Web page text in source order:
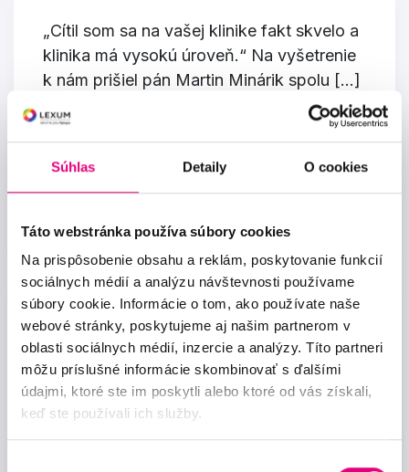
Súhlas Detaily O cookies
Táto webstránka používa súbory cookies
Na prispôsobenie obsahu a reklám, poskytovanie funkcií
sociálnych médií a analýzu návštevnosti používame
súbory cookie. Informácie o tom, ako používate naše
webové stránky, poskytujeme aj našim partnerom v
oblasti sociálnych médií, inzercie a analýzy. Títo partneri
môžu príslušné informácie skombinovať s ďalšími
údajmi, ktoré ste im poskytli alebo ktoré od vás získali,
keď ste používali ich služby.
„Cítil som sa na vašej klinike fakt skvelo a
klinika má vysokú úroveň.“ Na vyšetrenie
k nám prišiel pán Martin Minárik spolu […]
Zobraziť viac
Jana Škodová a Mária
Mihalíková
Už druhý deň vidím bez okuliarov
jasnejšie, ostrejšie a farebnejšie.“ Krásne i
sladké poďakovanie za operáciu sivého
zákalu priniesla pánovi primárovi […]
Zobraziť viac